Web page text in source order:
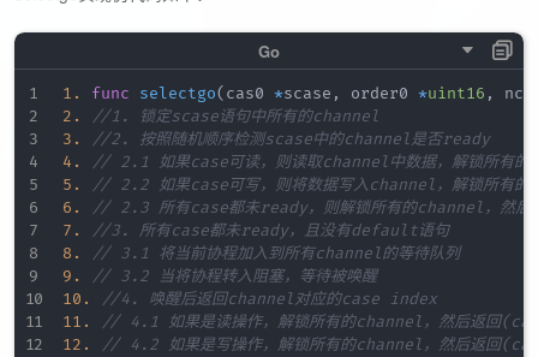
1. func selectgo( cas0 *scase , order0 *uint16 ,
2.
//1. 锁定scase语句中所有的channel
3.
//2. 按照随机顺序检测scase中的channel是否ready
4.
// 2.1 如果case可读，则读取channel中数据，解锁所
5.
// 2.2 如果case可写，则将数据写入channel，解锁所
6.
// 2.3 所有case都未ready，则解锁所有的channel，
7.
//3. 所有case都未ready，且没有default语句
8.
// 3.1 将当前协程加入到所有channel的等待队列
9.
// 3.2 当将协程转入阻塞，等待被唤醒
10.
//4. 唤醒后返回channel对应的case index
11.
// 4.1 如果是读操作，解锁所有的channel，然后返
12.
// 4.2 如果是写操作，解锁所有的channel，然后返